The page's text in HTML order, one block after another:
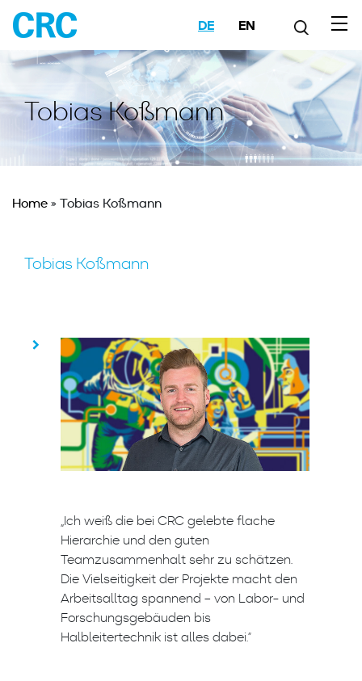
DE EN
Tobias Koßmann
Home»Tobias Koßmann
Tobias Koßmann
„Ich weiß die bei CRC gelebte flache
Hierarchie und den guten
Teamzusammenhalt sehr zu schätzen.
Die Vielseitigkeit der Projekte macht den
Arbeitsalltag spannend – von Labor- und
Forschungsgebäuden bis
Halbleitertechnik ist alles dabei.”